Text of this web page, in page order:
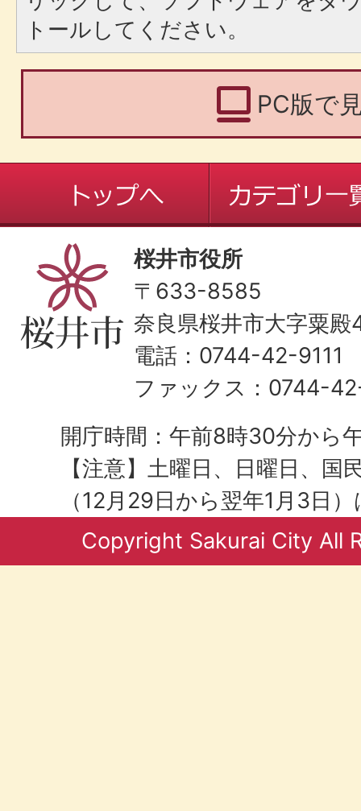
トールしてください。
PC版で
桜井市役所
〒633-8585
奈良県桜井市大字粟
電話：0744-42-9111
ファックス：0744-
開庁時間：午前8時30分から
【注意】土曜日、日曜日、国
（12月29日から翌年1月3日
Copyright Sakurai City All